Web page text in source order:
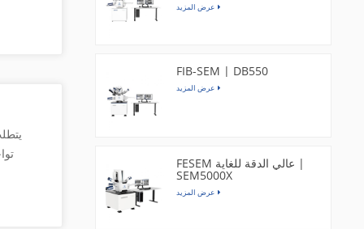
طول
عرض المزيد
FIB-SEM | DB550
عرض المزيد
FESEM عالي الدقة للغاية |
SEM5000X
عرض المزيد